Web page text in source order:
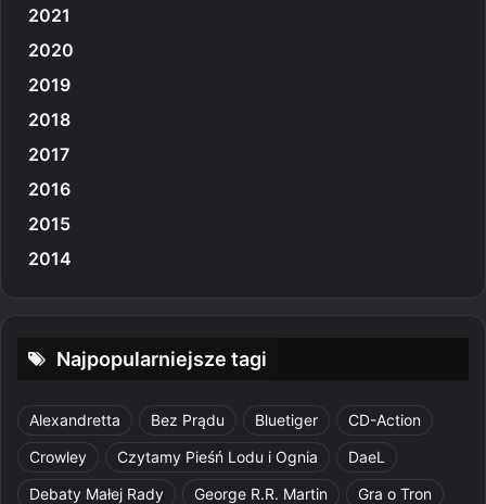
2021
2020
2019
2018
2017
2016
2015
2014
Najpopularniejsze tagi
Alexandretta Bez Prądu Bluetiger
CD-Action
Crowley
Czytamy Pieśń Lodu i Ognia
DaeL
Debaty Małej Rady
George R.R. Martin
Gra o Tron